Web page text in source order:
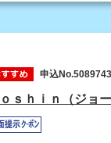
申込No.5089743
ｏｓｈｉｎ（ジョ